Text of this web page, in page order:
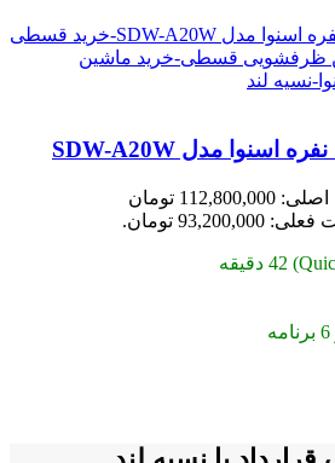
قیمت اصلی: 112,800,000 تومان
93,200,000 تومان.